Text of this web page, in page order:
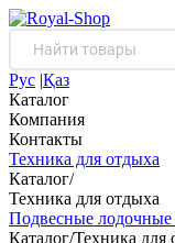
Рус |Қаз
Каталог
Компания
Контакты
Техника для отдыха
Каталог/
Техника для отдыха
Подвесные лодочные
Каталог/Техника для